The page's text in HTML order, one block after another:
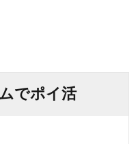
でポイ活